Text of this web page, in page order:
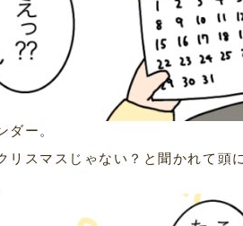
ー。
リスマスじゃない？と聞かれて頭